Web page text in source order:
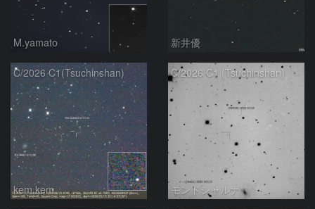
M.yamato 新井優
C/2026 C1(Tsuchinshan)
kem.kem
C/2026 C1 (Tsuchinshan)
モンドシャルナ